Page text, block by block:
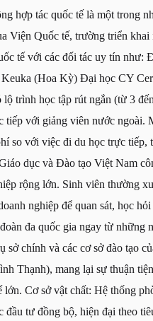
hợp tác quốc tế là một trong
Viện Quốc tế, trường triển
tế với các đối tác uy tín như:
(Hoa Kỳ) Đại học CY
trình học tập rút ngắn (từ 3
tiếp với giảng viên nước ngoài.
so với việc đi du học trực tiếp,
dục và Đào tạo Việt Nam
rộng lớn. Sinh viên thường
nghiệp để quan sát, học
đa quốc gia ngay từ những
sở chính và các cơ sở đào tạo
Thạnh), mang lại sự thuận
Cơ sở vật chất: Hệ thống
tư đồng bộ, hiện đại theo